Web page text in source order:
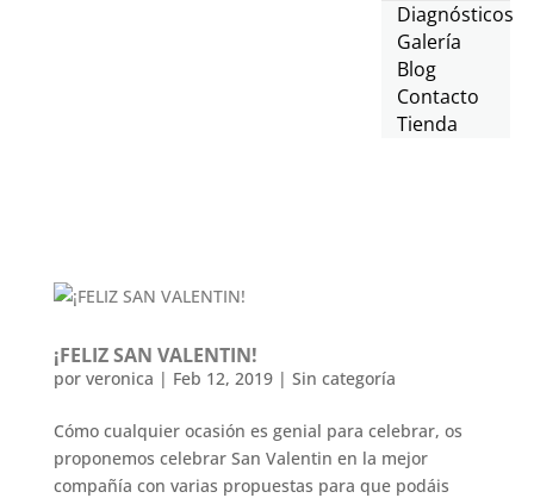
Diagnósticos
Galería
Blog
Contacto
Tienda
¡FELIZ SAN VALENTIN!
por veronica | Feb 12, 2019| Sin categoría
Cómo cualquier ocasión es genial para celebrar, os
proponemos celebrar San Valentin en la mejor
compañía con varias propuestas para que podáis